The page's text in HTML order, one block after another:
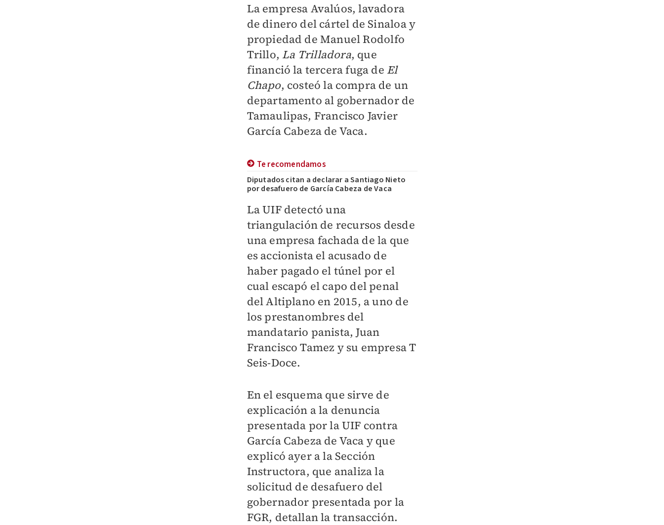
La empresa Avalúos, lavadora
de dinero del cártel de Sinaloa y
propiedad de Manuel Rodolfo
Trillo, La Trilladora, que
financió la tercera fuga de El
Chapo, costeó la compra de un
departamento al gobernador de
Tamaulipas, Francisco Javier
García Cabeza de Vaca.
Te recomendamos
Diputados citan a declarar a Santiago Nieto
por desafuero de García Cabeza de Vaca
La UIF detectó una
triangulación de recursos desde
una empresa fachada de la que
es accionista el acusado de
haber pagado el túnel por el
cual escapó el capo del penal
del Altiplano en 2015, a uno de
los prestanombres del
mandatario panista, Juan
Francisco Tamez y su empresa T
Seis-Doce.
En el esquema que sirve de
explicación a la denuncia
presentada por la UIF contra
García Cabeza de Vaca y que
explicó ayer a la Sección
Instructora, que analiza la
solicitud de desafuero del
gobernador presentada por la
FGR, detallan la transacción.